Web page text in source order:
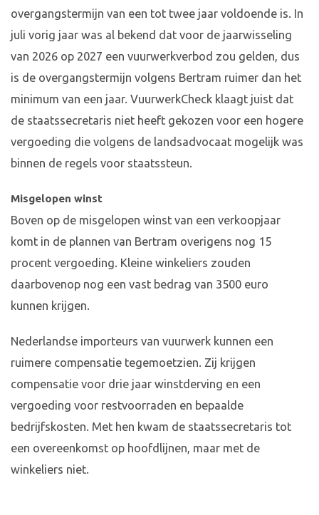
overgangstermijn van een tot twee jaar voldoende is. In
juli vorig jaar was al bekend dat voor de jaarwisseling
van 2026 op 2027 een vuurwerkverbod zou gelden, dus
is de overgangstermijn volgens Bertram ruimer dan het
minimum van een jaar. VuurwerkCheck klaagt juist dat
de staatssecretaris niet heeft gekozen voor een hogere
vergoeding die volgens de landsadvocaat mogelijk was
binnen de regels voor staatssteun.
Misgelopen winst
Boven op de misgelopen winst van een verkoopjaar
komt in de plannen van Bertram overigens nog 15
procent vergoeding. Kleine winkeliers zouden
daarbovenop nog een vast bedrag van 3500 euro
kunnen krijgen.
Nederlandse importeurs van vuurwerk kunnen een
ruimere compensatie tegemoetzien. Zij krijgen
compensatie voor drie jaar winstderving en een
vergoeding voor restvoorraden en bepaalde
bedrijfskosten. Met hen kwam de staatssecretaris tot
een overeenkomst op hoofdlijnen, maar met de
winkeliers niet.